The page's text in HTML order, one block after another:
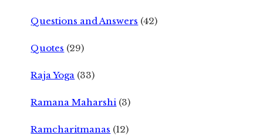
Questions and Answers (42)
Quotes (29)
Raja Yoga (33)
Ramana Maharshi (3)
Ramcharitmanas (12)